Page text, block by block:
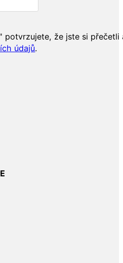
potvrzujete, že jste si přečetli
údajů.